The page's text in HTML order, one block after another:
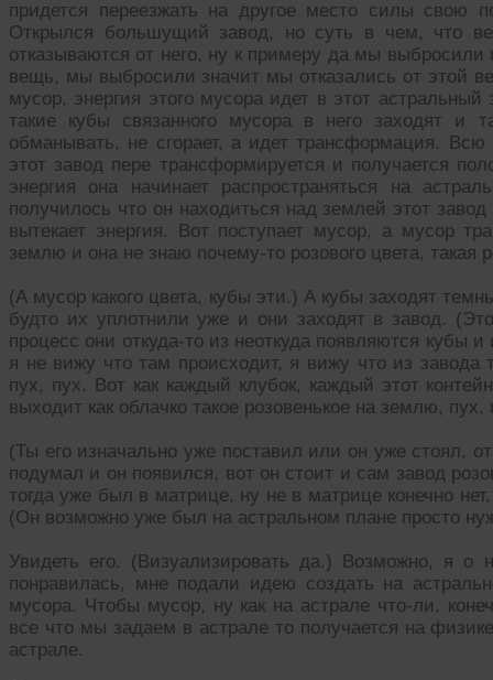
придется переезжать на другое место силы свою
Открылся большущий завод, но суть в чем, что
отказываются от него, ну к примеру да мы
вещь, мы выбросили значит мы отказались от этой
мусор, энергия этого мусора идет в этот
такие кубы связанного мусора в него заходят и
обманывать, не сгорает, а идет трансформация.
этот завод пере трансформируется и получается
энергия она начинает распространяться на
получилось что он находиться над землей этот
вытекает энергия. Вот поступает мусор, а мусор
землю и она не знаю почему-то розового цвета, такая
(А мусор какого цвета, кубы эти.) А кубы заходят
будто их уплотнили уже и они заходят в завод.
процесс они откуда-то из неоткуда появляются кубы
я не вижу что там происходит, я вижу что из завода
пух, пух. Вот как каждый клубок, каждый этот
выходит как облачко такое розовенькое на землю, пух,
(Ты его изначально уже поставил или он уже стоял,
подумал и он появился, вот он стоит и сам завод
тогда уже был в матрице, ну не в матрице конечно
(Он возможно уже был на астральном плане просто
Увидеть его. (Визуализировать да.) Возможно, я
понравилась, мне подали идею создать на
мусора. Чтобы мусор, ну как на астрале что-ли,
все что мы задаем в астрале то получается на
астрале.